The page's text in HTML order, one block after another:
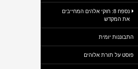
נספח 8: חוקי אלהים המחייבים
את המקדש
התבוננות יומית
פוסט על תורת אלוהים